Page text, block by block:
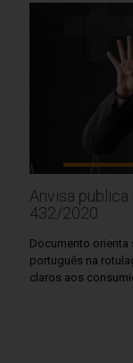
Anvisa
432/2020
Documento orienta
português na
claros aos